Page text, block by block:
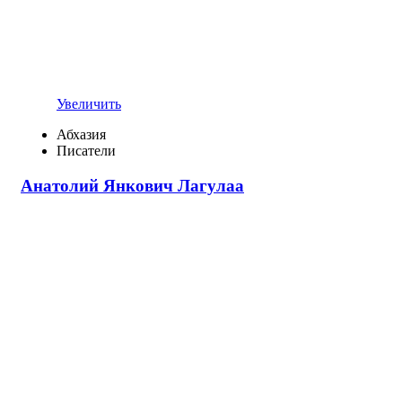
Увеличить
Абхазия
Писатели
Анатолий Янкович Лагулаа